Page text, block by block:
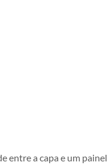
entre a capa e um